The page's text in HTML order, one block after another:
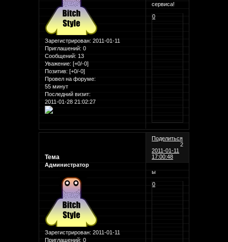
Зарегистрирован: 2011-01-11
Приглашений: 0
Сообщений: 13
Уважение: [+0/-0]
Позитив: [+0/-0]
Провел на форуме:
55 минут
Последний визит:
2011-01-28 21:02:27
сервиса!
0
Поделиться
2
2011-01-11
17:00:48
Тема
Администратор
Зарегистрирован: 2011-01-11
Приглашений: 0
ы
0